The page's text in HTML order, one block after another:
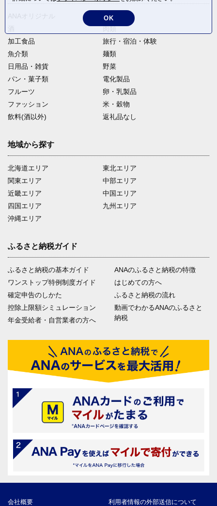
定期便
肉類
加工食品
旅行・宿泊・体験
魚介類
麺類
日用品・雑貨
野菜
パン・菓子類
電化製品
フルーツ
卵・乳製品
ファッション
米・穀物
飲料(酒以外)
返礼品なし
地域から探す
北海道エリア
関東エリア
近畿エリア
四国エリア
沖縄エリア
東北エリア
中部エリア
中国エリア
九州エリア
ふるさと納税ガイド
ふるさと納税の基本ガイド
ワンストップ特例制度ガイド
確定申告のしかた
控除上限額シミュレーション
年金受給者・自営業者の方へ
ANAのふるさと納税の特徴
はじめての方へ
ふるさと納税の流れ
動画でわかるANAのふるさと
納税
会社概要 利用者情報の外部送信について
OK